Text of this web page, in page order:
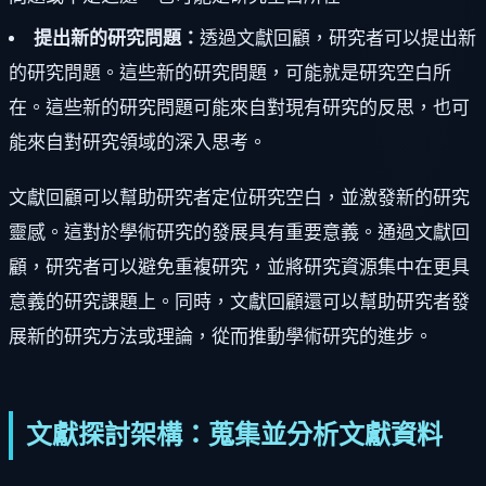
提出新的研究問題： 透過文獻回顧，研究者可以提出新
的研究問題。這些新的研究問題，可能就是研究空白所
在。這些新的研究問題可能來自對現有研究的反思，也可
能來自對研究領域的深入思考。
文獻回顧可以幫助研究者定位研究空白，並激發新的研究
靈感。這對於學術研究的發展具有重要意義。通過文獻回
顧，研究者可以避免重複研究，並將研究資源集中在更具
意義的研究課題上。同時，文獻回顧還可以幫助研究者發
展新的研究方法或理論，從而推動學術研究的進步。
文獻探討架構：蒐集並分析文獻資料